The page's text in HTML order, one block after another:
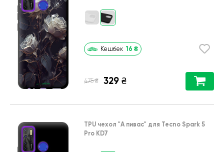
Кешбек 16 ₴
475 ₴ 329 ₴
TPU чехол "А пивас" для Tecno Spark 5
Pro KD7